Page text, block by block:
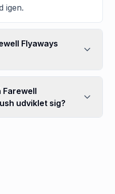
igen.
Flyaways
Farewell
udviklet sig?